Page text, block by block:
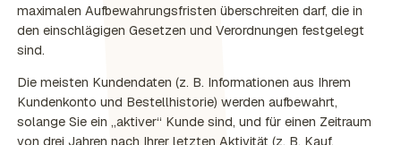
maximalen Aufbewahrungsfristen überschreiten darf, die in
den einschlägigen Gesetzen und Verordnungen festgelegt
sind.
Die meisten Kundendaten (z. B. Informationen aus Ihrem
Kundenkonto und Bestellhistorie) werden aufbewahrt,
solange Sie ein „aktiver“ Kunde sind, und für einen Zeitraum
von drei Jahren nach Ihrer letzten Aktivität (z. B. Kauf,